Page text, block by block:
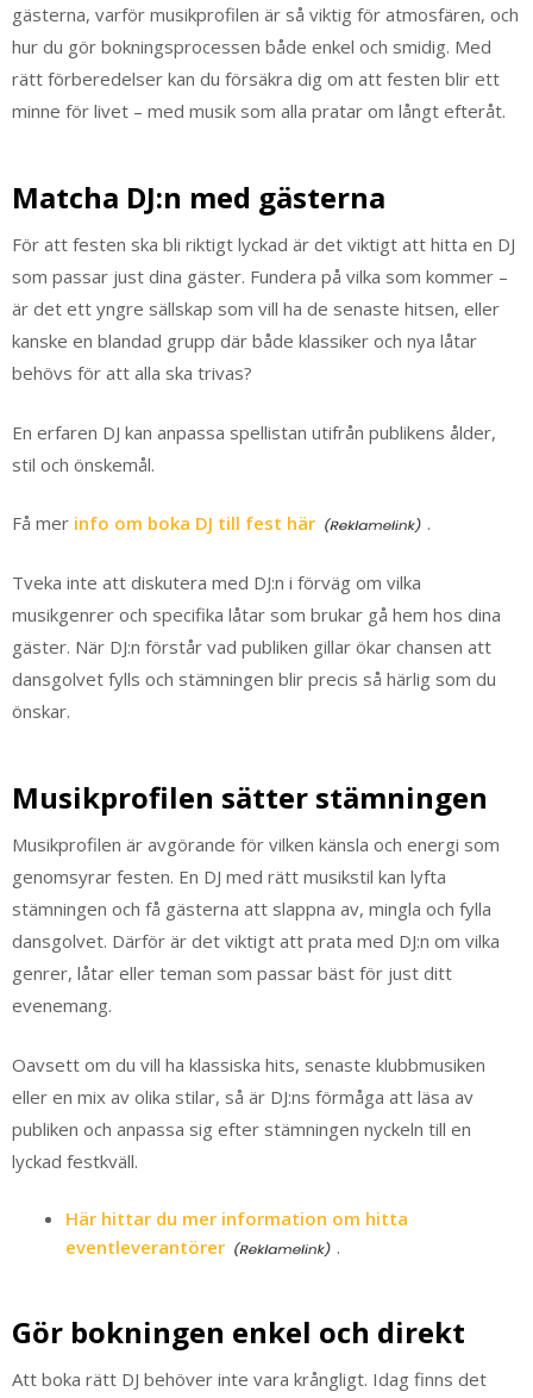
gästerna, varför musikprofilen är så viktig för atmosfären, och
hur du gör bokningsprocessen både enkel och smidig. Med
rätt förberedelser kan du försäkra dig om att festen blir ett
minne för livet – med musik som alla pratar om långt efteråt.
Matcha DJ:n med gästerna
För att festen ska bli riktigt lyckad är det viktigt att hitta en DJ
som passar just dina gäster. Fundera på vilka som kommer –
är det ett yngre sällskap som vill ha de senaste hitsen, eller
kanske en blandad grupp där både klassiker och nya låtar
behövs för att alla ska trivas?
En erfaren DJ kan anpassa spellistan utifrån publikens ålder,
stil och önskemål.
Få mer info om boka DJ till fest här .
Tveka inte att diskutera med DJ:n i förväg om vilka
musikgenrer och specifika låtar som brukar gå hem hos dina
gäster. När DJ:n förstår vad publiken gillar ökar chansen att
dansgolvet fylls och stämningen blir precis så härlig som du
önskar.
Musikprofilen sätter stämningen
Musikprofilen är avgörande för vilken känsla och energi som
genomsyrar festen. En DJ med rätt musikstil kan lyfta
stämningen och få gästerna att slappna av, mingla och fylla
dansgolvet. Därför är det viktigt att prata med DJ:n om vilka
genrer, låtar eller teman som passar bäst för just ditt
evenemang.
Oavsett om du vill ha klassiska hits, senaste klubbmusiken
eller en mix av olika stilar, så är DJ:ns förmåga att läsa av
publiken och anpassa sig efter stämningen nyckeln till en
lyckad festkväll.
Här hittar du mer information om hitta
eventleverantörer
.
Gör bokningen enkel och direkt
Att boka rätt DJ behöver inte vara krångligt. Idag finns det